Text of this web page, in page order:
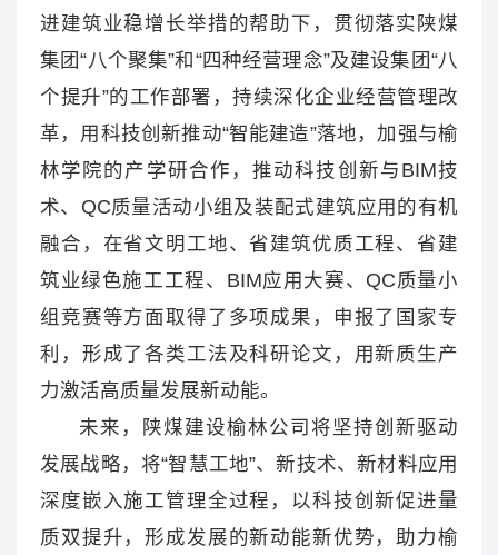
进建筑业稳增长举措的帮助下，贯彻落实陕煤
集团“八个聚集”和“四种经营理念”及建设集团“八
个提升”的工作部署，持续深化企业经营管理改
革，用科技创新推动“智能建造”落地，加强与榆
林学院的产学研合作，推动科技创新与BIM技
术、QC质量活动小组及装配式建筑应用的有机
融合，在省文明工地、省建筑优质工程、省建
筑业绿色施工工程、BIM应用大赛、QC质量小
组竞赛等方面取得了多项成果，申报了国家专
利，形成了各类工法及科研论文，用新质生产
力激活高质量发展新动能。
未来，陕煤建设榆林公司将坚持创新驱动
发展战略，将“智慧工地”、新技术、新材料应用
深度嵌入施工管理全过程，以科技创新促进量
质双提升，形成发展的新动能新优势，助力榆